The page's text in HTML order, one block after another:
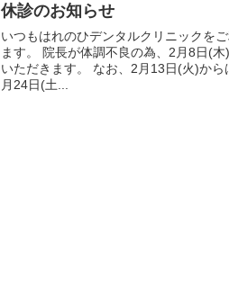
休診のお知らせ
いつもはれのひデンタルクリニックを
ます。 院長が体調不良の為、2月8日(木)～2月10日(土)を休診とさせて
いただきます。 なお、2月13日(火)からは通常通り診療を行います。 2
月24日(土...